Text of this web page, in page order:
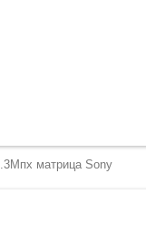
матрица Sony